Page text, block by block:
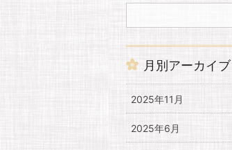
月別アーカイブ
2025年11月
2025年6月